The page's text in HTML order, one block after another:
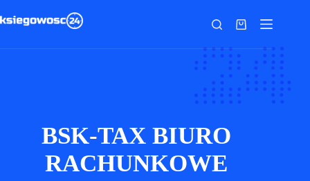
do
Koszyk
BSK-TAX BIURO
RACHUNKOWE